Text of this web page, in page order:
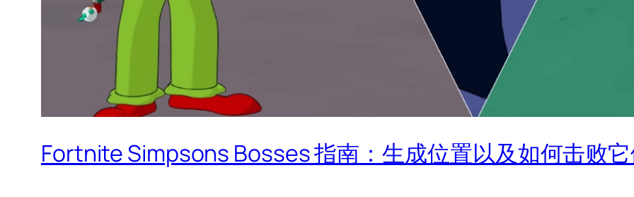
Fortnite Simpsons Bosses 指南：生成位置以及如何击败